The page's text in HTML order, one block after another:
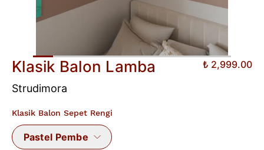
Klasik Balon Lamba ₺ 2,999.00
Strudimora
Klasik Balon Sepet Rengi
Pastel Pembe